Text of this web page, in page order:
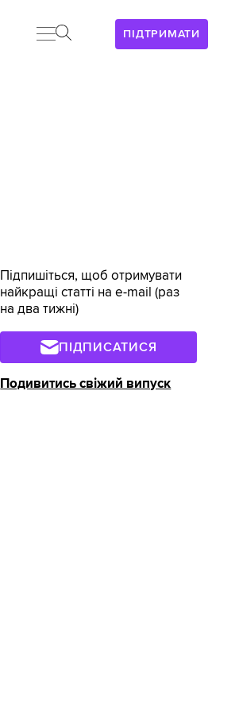
ПІДТРИМАТИ
Підпишіться, щоб отримувати
найкращі статті на e-mail (раз
на два тижні)
ПІДПИСАТИСЯ
Подивитись свіжий випуск